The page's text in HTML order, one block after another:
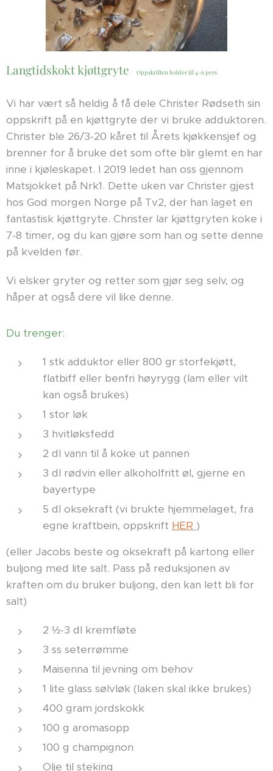
Langtidskokt kjøttgryte Oppskriften holder til 4-6 pers
Vi har vært så heldig å få dele Christer Rødseth sin
oppskrift på en kjøttgryte der vi bruke adduktoren.
Christer ble 26/3-20 kåret til Årets kjøkkensjef og
brenner for å bruke det som ofte blir glemt en har
inne i kjøleskapet. I 2019 ledet han oss gjennom
Matsjokket på Nrk1. Dette uken var Christer gjest
hos God morgen Norge på Tv2, der han laget en
fantastisk kjøttgryte. Christer lar kjøttgryten koke i
7-8 timer, og du kan gjøre som han og sette denne
på kvelden før.
Vi elsker gryter og retter som gjør seg selv, og
håper at også dere vil like denne.
Du trenger:
1 stk adduktor eller 800 gr storfekjøtt,
flatbiff eller benfri høyrygg (lam eller vilt
kan også brukes)
1 stor løk
3 hvitløksfedd
2 dl vann til å koke ut pannen
3 dl rødvin eller alkoholfritt øl, gjerne en
bayertype
5 dl oksekraft (vi brukte hjemmelaget, fra
egne kraftbein, oppskrift HER )
(eller Jacobs beste og oksekraft på kartong eller
buljong med lite salt. Pass på reduksjonen av
kraften om du bruker buljong, den kan lett bli for
salt)
2 ½-3 dl kremfløte
3 ss seterrømme
Maisenna til jevning om behov
1 lite glass sølvløk (laken skal ikke brukes)
400 gram jordskokk
100 g aromasopp
100 g champignon
Olje til steking